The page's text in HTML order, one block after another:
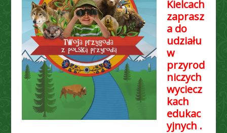
Kielcach
zaprasz
a do
udziału
w
przyrod
niczych
wyciecz
kach
edukac
yjnych .